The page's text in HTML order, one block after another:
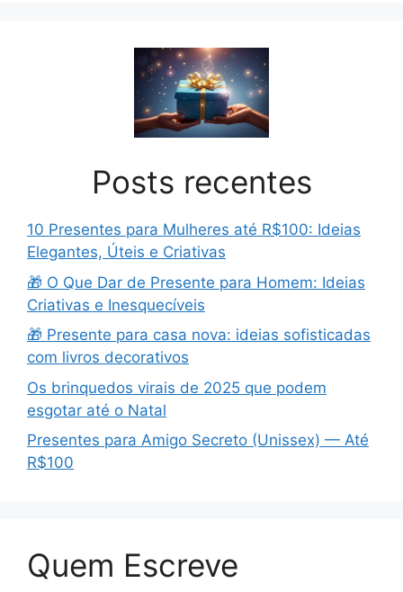
Posts recentes
10 Presentes para Mulheres até R$100: Ideias
Elegantes, Úteis e Criativas
🎁 O Que Dar de Presente para Homem: Ideias
Criativas e Inesquecíveis
🎁 Presente para casa nova: ideias sofisticadas
com livros decorativos
Os brinquedos virais de 2025 que podem
esgotar até o Natal
Presentes para Amigo Secreto (Unissex) — Até
R$100
Quem Escreve